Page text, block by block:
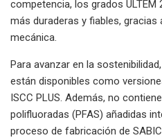
competencia, los grados ULTEM
más duraderas y fiables,
mecánica.
Para avanzar en la
están disponibles como
ISCC PLUS. Además, no
polifluoradas (PFAS) añadidas
proceso de fabricación de